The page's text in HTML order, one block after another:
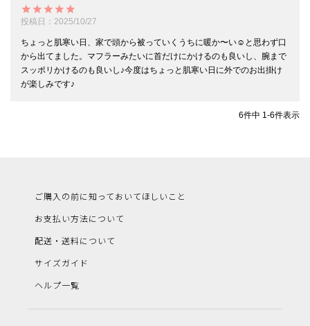
投稿日 2025/10/27
ちょっと肌寒い日、家で頭から被っていくうちに暖か〜い☺️と思わず口
から出てました。マフラーみたいに首だけにかけるのも良いし、腕まで
スッポリかけるのも良いし♪今度はちょっと肌寒い日に外でのお出掛け
が楽しみです♪
6件中 1-6件表示
ご購入の前に知っておいてほしいこと
お支払い方法について
配送・送料について
サイズガイド
ヘルプ一覧